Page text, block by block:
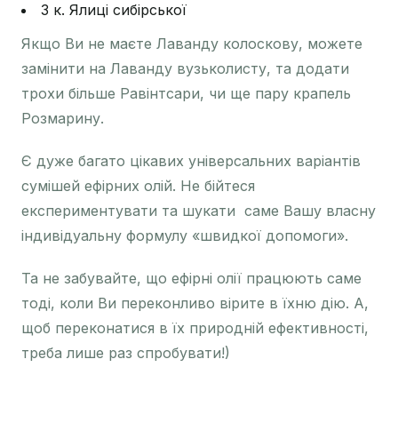
3 к. Ялиці сибірської
Якщо Ви не маєте Лаванду колоскову, можете
замінити на Лаванду вузьколисту, та додати
трохи більше Равінтсари, чи ще пару крапель
Розмарину.
Є дуже багато цікавих універсальних варіантів
сумішей ефірних олій. Не бійтеся
експериментувати та шукати саме Вашу власну
індивідуальну формулу «швидкої допомоги».
Та не забувайте, що ефірні олії працюють саме
тоді, коли Ви переконливо вірите в їхню дію. А,
щоб переконатися в їх природній ефективності,
треба лише раз спробувати!)